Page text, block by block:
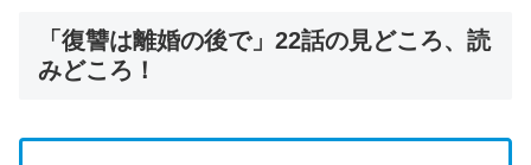
「復讐は離婚の後で」22話の見どころ、読
みどころ！